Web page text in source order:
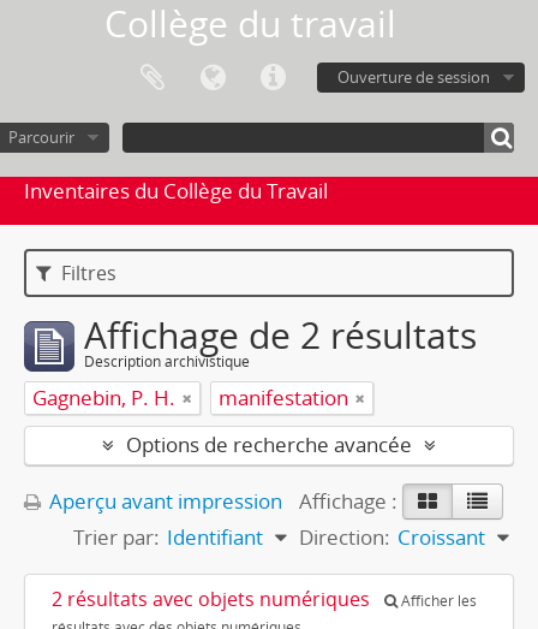
Collège du travail
Ouverture de session
Parcourir
Inventaires du Collège du Travail
Filtres
Affichage de 2 résultats
Description archivistique
Gagnebin, P. H.
manifestation
Options de recherche avancée
Aperçu avant impression
Affichage :
Trier par: Identifiant Direction: Croissant
2 résultats avec objets numériques
Afficher les